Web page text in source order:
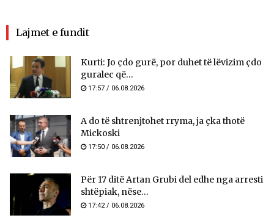
Lajmet e fundit
Kurti: Jo çdo gurë, por duhet të lëvizim çdo
guralec që...
17:57 / 06.08.2026
A do të shtrenjtohet rryma, ja çka thotë
Mickoski
17:50 / 06.08.2026
Për 17 ditë Artan Grubi del edhe nga arresti
shtëpiak, nëse...
17:42 / 06.08.2026